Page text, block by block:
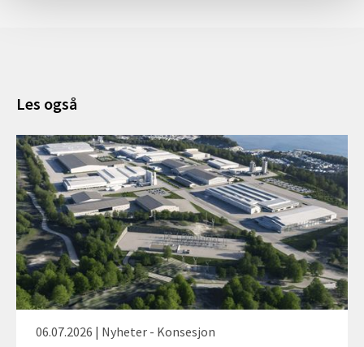
Les også
06.07.2026 | Nyheter - Konsesjon